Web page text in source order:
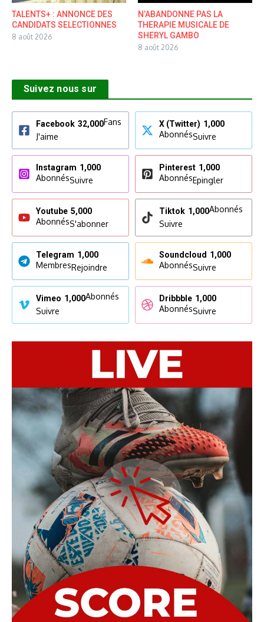
TALENTS+ : ANNONCE DES
CANDIDATS SELECTIONNES
8 août 2026
N’ABANDONNE PAS LA
THERAPIE MUSICALE DE
SHERYL GAMBO
8 août 2026
Suivez nous sur
Facebook 32,000Fans
J'aime
X (Twitter) 1,000
AbonnésSuivre
Instagram 1,000
AbonnésSuivre
Pinterest 1,000
AbonnésEpingler
Youtube 5,000
AbonnésS'abonner
Tiktok 1,000Abonnés
Suivre
Telegram 1,000
MembresRejoindre
Soundcloud 1,000
AbonnésSuivre
Vimeo 1,000Abonnés
Suivre
Dribbble 1,000
AbonnésSuivre